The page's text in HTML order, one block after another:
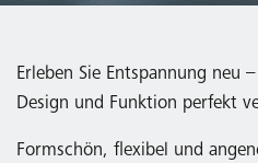
Erleben Sie Entspannung neu
Design und Funktion perfekt
Formschön, flexibel und